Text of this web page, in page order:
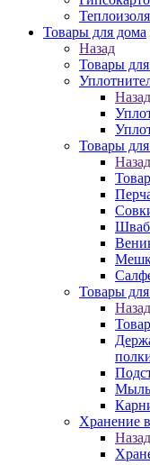
Товары для дома
Назад
Товары
Назад
Товары
Назад
Товары
Назад
Хранение
Назад